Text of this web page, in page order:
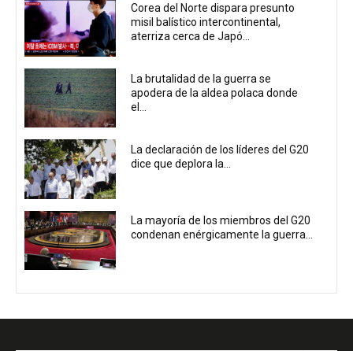
Corea del Norte dispara presunto
misil balístico intercontinental,
aterriza cerca de Japó...
La brutalidad de la guerra se
apodera de la aldea polaca donde
el...
La declaración de los líderes del G20
dice que deplora la...
La mayoría de los miembros del G20
condenan enérgicamente la guerra...